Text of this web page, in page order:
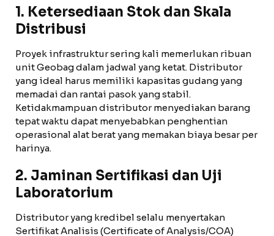
1. Ketersediaan Stok dan Skala
Distribusi
Proyek infrastruktur sering kali memerlukan ribuan
unit Geobag dalam jadwal yang ketat. Distributor
yang ideal harus memiliki kapasitas gudang yang
memadai dan rantai pasok yang stabil.
Ketidakmampuan distributor menyediakan barang
tepat waktu dapat menyebabkan penghentian
operasional alat berat yang memakan biaya besar per
harinya.
2. Jaminan Sertifikasi dan Uji
Laboratorium
Distributor yang kredibel selalu menyertakan
Sertifikat Analisis (Certificate of Analysis/COA)